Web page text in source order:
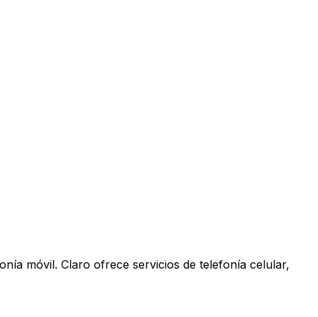
móvil. Claro ofrece servicios de telefonía celular,